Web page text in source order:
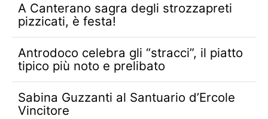
A Canterano sagra degli strozzapreti
pizzicati, è festa!
Antrodoco celebra gli “stracci”, il piatto
tipico più noto e prelibato
Sabina Guzzanti al Santuario d’Ercole
Vincitore